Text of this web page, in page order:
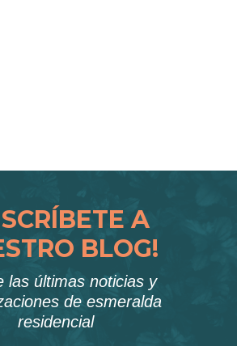
A
BLOG!
las últimas noticias y
de esmeralda
residencial